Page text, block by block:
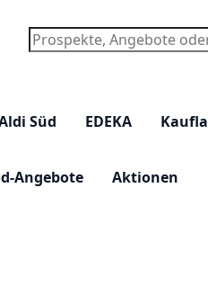
Suchen
Süd EDEKA
Angebote Aktionen